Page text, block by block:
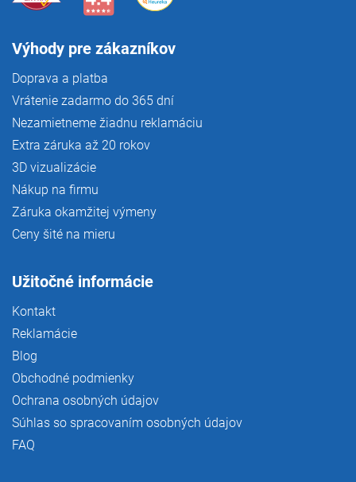
Výhody pre zákazníkov
Doprava a platba
Vrátenie zadarmo do 365 dní
Nezamietneme žiadnu reklamáciu
Extra záruka až 20 rokov
3D vizualizácie
Nákup na firmu
Záruka okamžitej výmeny
Ceny šité na mieru
Užitočné informácie
Kontakt
Reklamácie
Blog
Obchodné podmienky
Ochrana osobných údajov
Súhlas so spracovaním osobných údajov
FAQ